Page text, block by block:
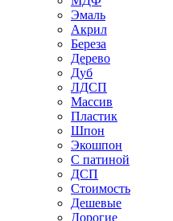
Эмаль
Акрил
Береза
Дерево
Дуб
ЛДСП
Массив
Пластик
Шпон
Экошпон
С патиной
ДСП
Стоимость
Дешевые
Дорогие